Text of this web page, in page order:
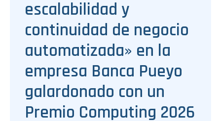
escalabilidad y
continuidad de negocio
automatizada» en la
empresa Banca Pueyo
galardonado con un
Premio Computing 2026